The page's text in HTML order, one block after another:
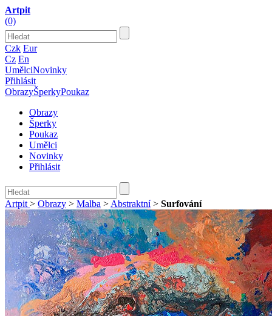
Artpit
(0)
Czk Eur
Cz En
UmělciNovinky
Přihlásit
ObrazyŠperkyPoukaz
Obrazy
Šperky
Poukaz
Umělci
Novinky
Přihlásit
Artpit > Obrazy > Malba > Abstraktní> Surfování